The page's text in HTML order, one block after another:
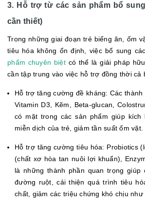
3. Hỗ trợ từ các sản phẩm bổ
cần thiết)
Trong những giai đoạn trẻ biếng ăn, ốm
tiêu hóa không ổn định, việc bổ sung
phẩm chuyên biệt có thể là giải pháp
cần tập trung vào việc hỗ trợ đồng thời cả
Hỗ trợ tăng cường đề kháng: Các thành
Vitamin D3, Kẽm, Beta-glucan,
có mặt trong các sản phẩm giúp
miễn dịch của trẻ, giảm tần suất ốm vặt.
Hỗ trợ tăng cường tiêu hóa: Probiotics
(chất xơ hòa tan nuôi lợi khuẩn),
là những thành phần quan trọng giúp
đường ruột, cải thiện quá trình tiêu
chất, giảm các triệu chứng khó chịu như